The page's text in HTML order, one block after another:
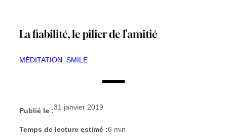
La fiabilité, le pilier de l’amitié
MÉDITATION SMILE
Publié le :31 janvier 2019
Temps de lecture estimé :6 min